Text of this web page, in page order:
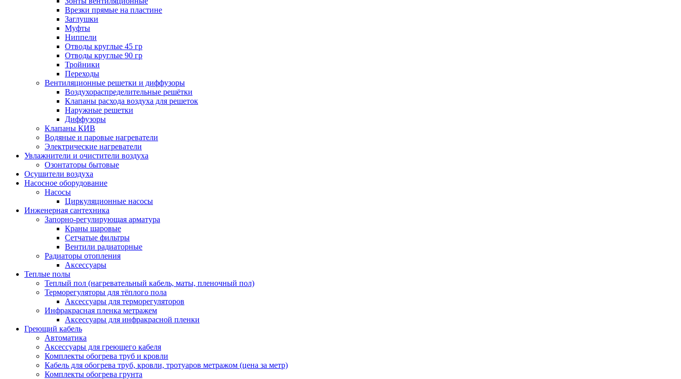
Врезки прямые на пластине
Заглушки
Муфты
Ниппели
Отводы круглые 45 гр
Отводы круглые 90 гр
Тройники
Переходы
Вентиляционные решетки и диффузоры
Воздухораспределительные решётки
Клапаны расхода воздуха для решеток
Наружные решетки
Диффузоры
Клапаны КИВ
Водяные и паровые нагреватели
Электрические нагреватели
Увлажнители и очистители воздуха
Озонтаторы бытовые
Осушители воздуха
Насосное оборудование
Насосы
Циркуляционные насосы
Инженерная сантехника
Запорно-регулирующая арматура
Краны шаровые
Сетчатые фильтры
Вентили радиаторные
Радиаторы отопления
Аксессуары
Теплые полы
Теплый пол (нагревательный кабель, маты, пленочный пол)
Терморегуляторы для тёплого пола
Аксессуары для терморегуляторов
Инфракрасная пленка метражем
Аксессуары для инфракрасной пленки
Греющий кабель
Автоматика
Аксессуары для греющего кабеля
Комплекты обогрева труб и кровли
Кабель для обогрева труб, кровли, тротуаров метражом (цена за метр)
Комплекты обогрева грунта